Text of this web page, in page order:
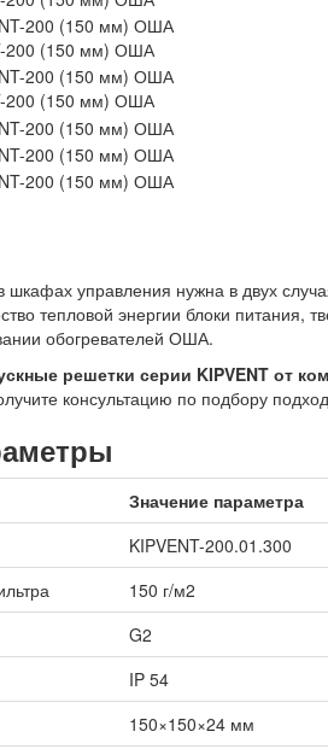
200 (150 мм) ОША
200 (150 мм) ОША
шкафах управления нужна в двух
тепловой энергии блоки питания,
обогревателей ОША.
решетки серии KIPVENT от
консультацию по подбору
Значение параметра
KIPVENT-200.01.300
150 г/м2
G2
IP 54
150×150×24 мм